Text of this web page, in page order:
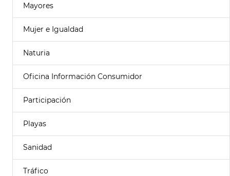
Mayores
Mujer e Igualdad
Naturia
Oficina Información Consumidor
Participación
Playas
Sanidad
Tráfico